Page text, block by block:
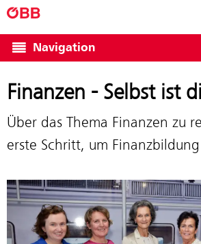
Navigation
Finanzen - Selbst ist
Über das Thema Finanzen zu
erste Schritt, um